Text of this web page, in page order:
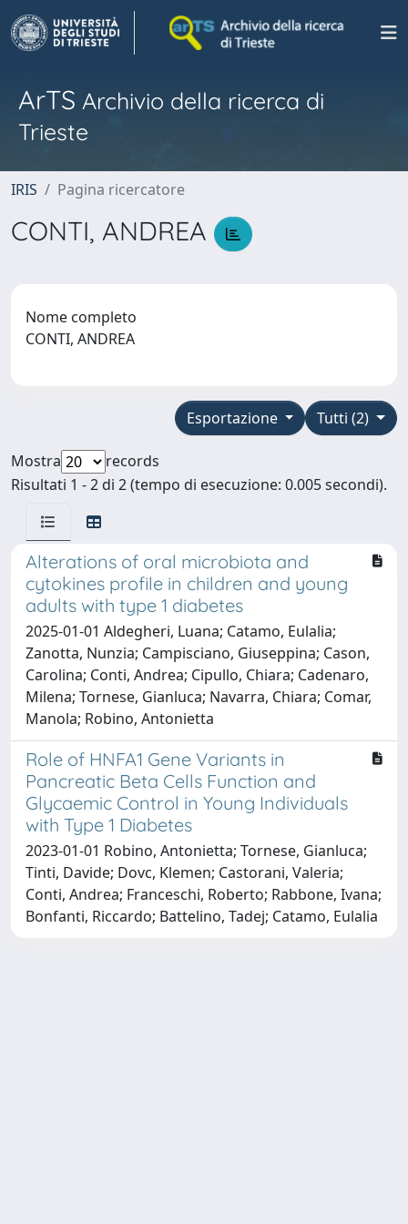
ArTS Archivio della ricerca di
Trieste
IRIS Pagina ricercatore
CONTI, ANDREA
Nome completo
CONTI, ANDREA
Tutti (2)
Esportazione
Mostra
records
Risultati 1 - 2 di 2 (tempo di esecuzione: 0.005 secondi).
Alterations of oral microbiota and
cytokines profile in children and young
adults with type 1 diabetes
2025-01-01 Aldegheri, Luana; Catamo, Eulalia;
Zanotta, Nunzia; Campisciano, Giuseppina; Cason,
Carolina; Conti, Andrea; Cipullo, Chiara; Cadenaro,
Milena; Tornese, Gianluca; Navarra, Chiara; Comar,
Manola; Robino, Antonietta
Role of HNFA1 Gene Variants in
Pancreatic Beta Cells Function and
Glycaemic Control in Young Individuals
with Type 1 Diabetes
2023-01-01 Robino, Antonietta; Tornese, Gianluca;
Tinti, Davide; Dovc, Klemen; Castorani, Valeria;
Conti, Andrea; Franceschi, Roberto; Rabbone, Ivana;
Bonfanti, Riccardo; Battelino, Tadej; Catamo, Eulalia